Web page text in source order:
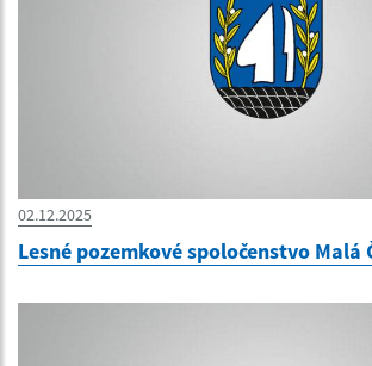
02.12.2025
Lesné pozemkové spoločenstvo Malá